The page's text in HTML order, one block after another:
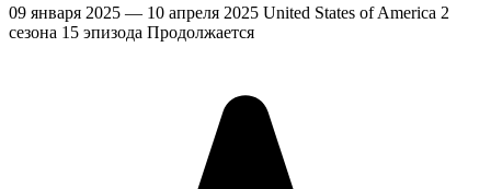
09 января 2025 — 10 апреля 2025 United States of America 2
сезона 15 эпизода Продолжается